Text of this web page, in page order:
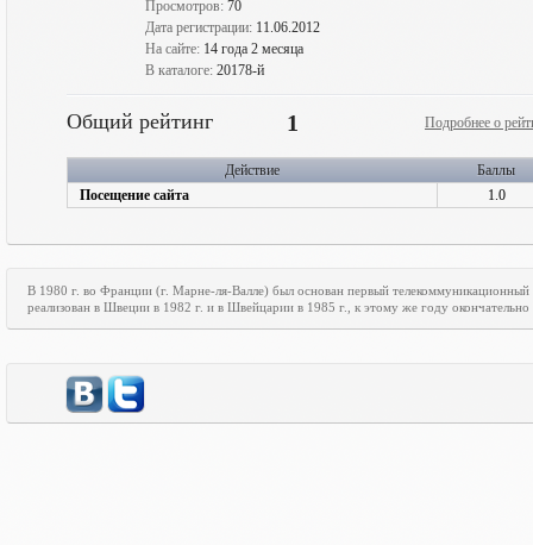
Просмотров: 70
Дата регистрации: 11.06.2012
На сайте: 14 года 2 месяца
В каталоге: 20178-й
Общий рейтинг 1 Подробнее о
Действие
Баллы
Посещение сайта
1.0
В 1980 г. во Франции (г. Марне-ля-Валле) был основан первый
реализован в Швеции в 1982 г. и в Швейцарии в 1985 г., к этому же году